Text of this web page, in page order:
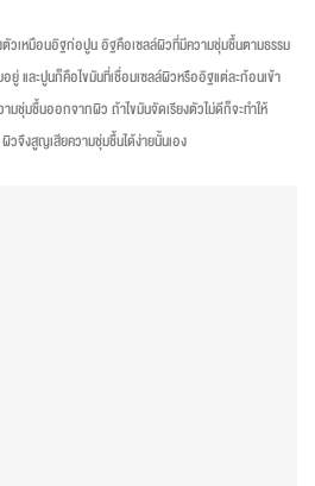
งตัวเหมือนอิฐก่อปูน อิฐคือเซลล์ผิวที่มีความชุ่มชื้นตามธรรม
ยู่ และปูนก็คือไขมันที่เชื่อมเซลล์ผิวหรืออิฐแต่ละก้อนเข้า
มชุ่มชื้นออกจากผิว ถ้าไขมันจัดเรียงตัวไม่ดีก็จะทำให้
ผิวจึงสูญเสียความชุ่มชื้นได้ง่ายนั้นเอง